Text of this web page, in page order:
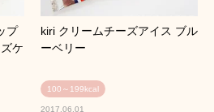
プ
ケ
kiri クリームチーズアイス ブル
ーベリー
100～199kcal
2017.06.01